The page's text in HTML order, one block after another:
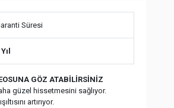
Süresi
GÖZ ATABİLİRSİNİZ
güzel hissetmesini sağlıyor.
artırıyor.